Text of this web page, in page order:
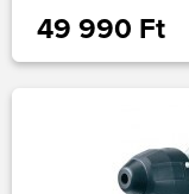
49 990 Ft